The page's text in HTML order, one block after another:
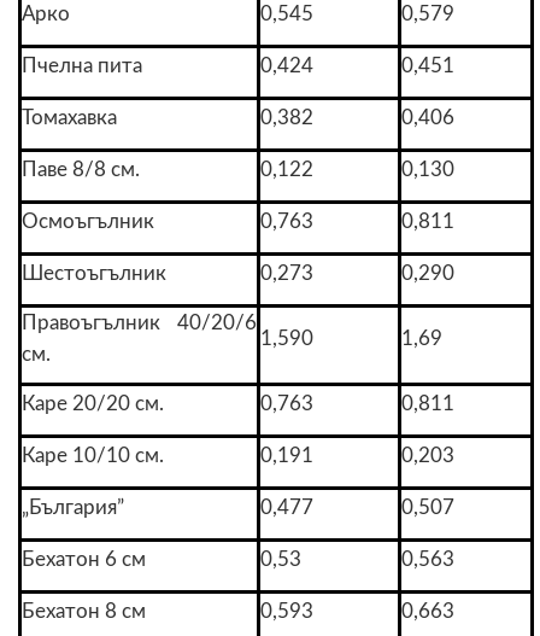
Арко 0,545 0,579
Пчелна пита 0,424 0,451
Томахавка 0,382 0,406
Паве 8/8 см. 0,122 0,130
Осмоъгълник 0,763 0,811
Шестоъгълник 0,273 0,290
Правоъгълник 40/20/6
см.
1,590 1,69
Каре 20/20 см. 0,763 0,811
Каре 10/10 см. 0,191 0,203
„България” 0,477 0,507
Бехатон 6 см 0,53 0,563
Бехатон 8 см 0,593 0,663